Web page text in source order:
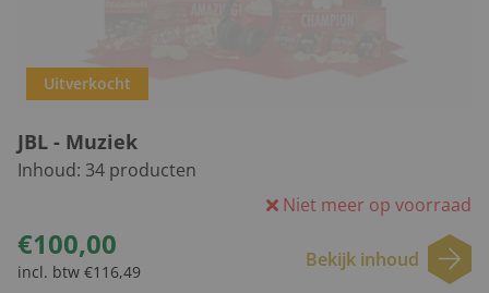
Uitverkocht
JBL - Muziek
Inhoud: 34 producten
Niet meer op voorraad
€100,00
incl. btw €116,49
Bekijk inhoud